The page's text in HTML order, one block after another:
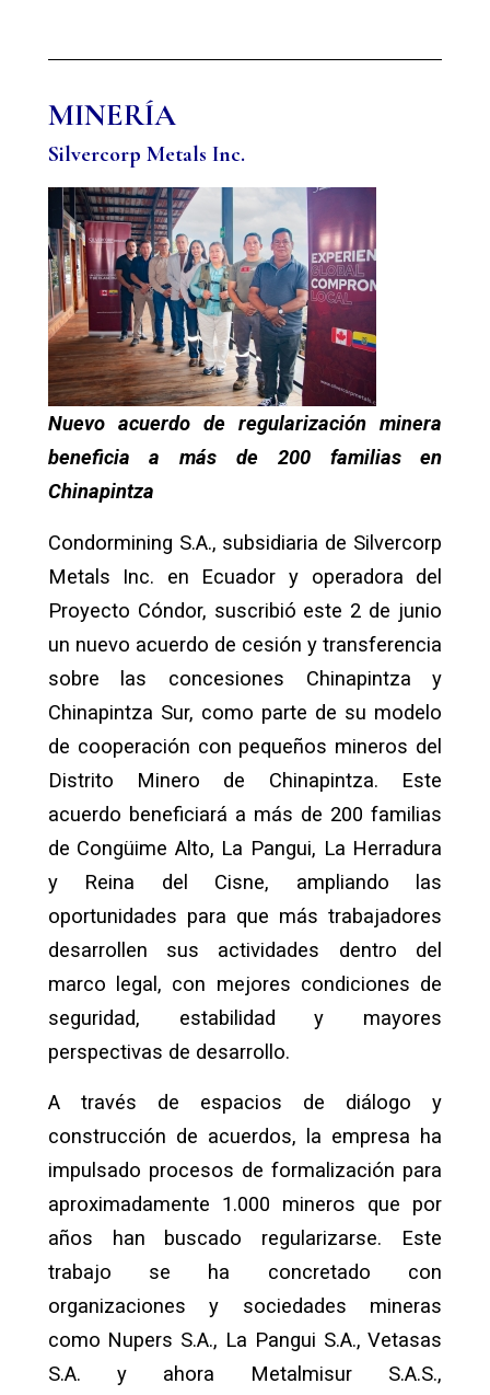
MINERÍA
Silvercorp Metals Inc.
Nuevo acuerdo de regularización minera
beneficia a más de 200 familias en
Chinapintza
Condormining S.A., subsidiaria de Silvercorp
Metals Inc. en Ecuador y operadora del
Proyecto Cóndor, suscribió este 2 de junio
un nuevo acuerdo de cesión y transferencia
sobre las concesiones Chinapintza y
Chinapintza Sur, como parte de su modelo
de cooperación con pequeños mineros del
Distrito Minero de Chinapintza. Este
acuerdo beneficiará a más de 200 familias
de Congüime Alto, La Pangui, La Herradura
y Reina del Cisne, ampliando las
oportunidades para que más trabajadores
desarrollen sus actividades dentro del
marco legal, con mejores condiciones de
seguridad, estabilidad y mayores
perspectivas de desarrollo.
A través de espacios de diálogo y
construcción de acuerdos, la empresa ha
impulsado procesos de formalización para
aproximadamente 1.000 mineros que por
años han buscado regularizarse. Este
trabajo se ha concretado con
organizaciones y sociedades mineras
como Nupers S.A., La Pangui S.A., Vetasas
S.A. y ahora Metalmisur S.A.S.,